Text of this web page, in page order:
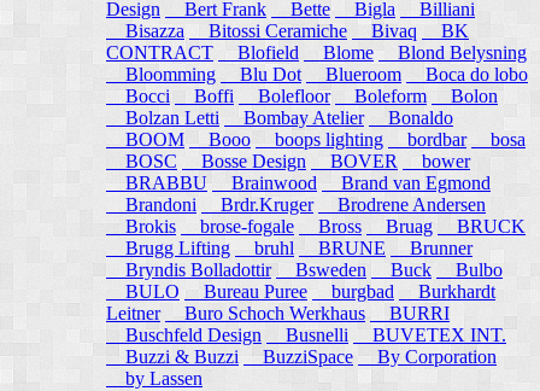
Design
Bert Frank Bette Bigla
Billiani
Bisazza
Bitossi Ceramiche Bivaq
BK
CONTRACT
Blofield Blome Blond Belysning
Bloomming
Blu Dot Blueroom
Boca do lobo
Bocci
Boffi Bolefloor Boleform
Bolon
Bolzan Letti
Bombay Atelier
Bonaldo
BOOM
Booo boops lighting bordbar
bosa
BOSC
Bosse Design BOVER
bower
BRABBU
Brainwood
Brand van Egmond
Brandoni
Brdr.Kruger
Brodrene Andersen
Brokis
brose-fogale Bross Bruag
BRUCK
Brugg Lifting
bruhl BRUNE
Brunner
Bryndis Bolladottir
Bsweden Buck
Bulbo
BULO
Bureau Puree burgbad
Burkhardt
Leitner
Buro Schoch Werkhaus
BURRI
Buschfeld Design
Busnelli
BUVETEX INT.
Buzzi & Buzzi
BuzziSpace By Corporation
by Lassen